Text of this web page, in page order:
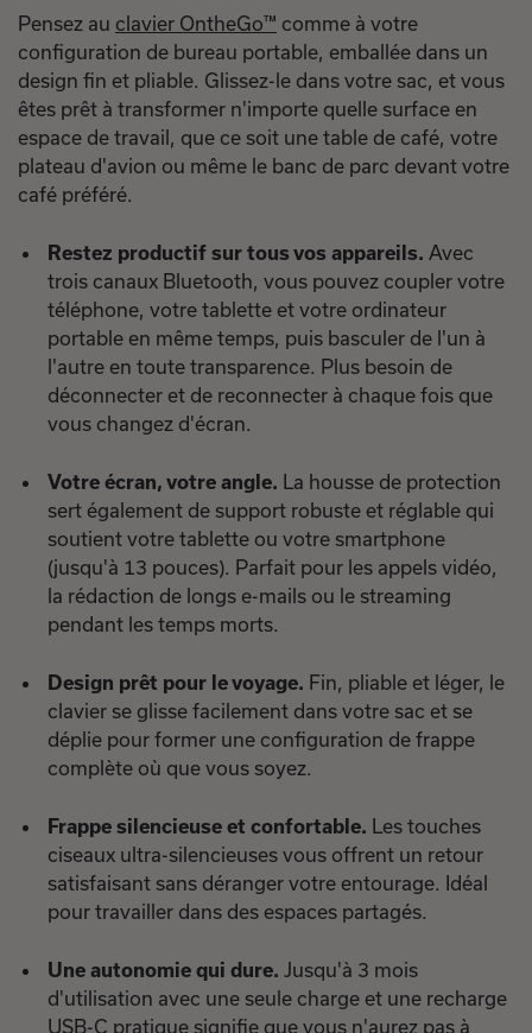
Pensez au clavier OntheGo™ comme à votre
configuration de bureau portable, emballée dans un
design fin et pliable. Glissez-le dans votre sac, et vous
êtes prêt à transformer n'importe quelle surface en
espace de travail, que ce soit une table de café, votre
plateau d'avion ou même le banc de parc devant votre
café préféré.
Restez productif sur tous vos appareils. Avec
trois canaux Bluetooth, vous pouvez coupler votre
téléphone, votre tablette et votre ordinateur
portable en même temps, puis basculer de l'un à
l'autre en toute transparence. Plus besoin de
déconnecter et de reconnecter à chaque fois que
vous changez d'écran.
Votre écran, votre angle. La housse de protection
sert également de support robuste et réglable qui
soutient votre tablette ou votre smartphone
(jusqu'à 13 pouces). Parfait pour les appels vidéo,
la rédaction de longs e-mails ou le streaming
pendant les temps morts.
Design prêt pour le voyage. Fin, pliable et léger, le
clavier se glisse facilement dans votre sac et se
déplie pour former une configuration de frappe
complète où que vous soyez.
Frappe silencieuse et confortable. Les touches
ciseaux ultra-silencieuses vous offrent un retour
satisfaisant sans déranger votre entourage. Idéal
pour travailler dans des espaces partagés.
Une autonomie qui dure. Jusqu'à 3 mois
d'utilisation avec une seule charge et une recharge
USB-C pratique signifie que vous n'aurez pas à